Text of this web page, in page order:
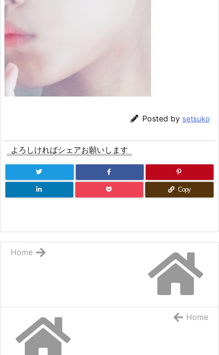
Posted by setsuko
よろしければシェアお願いします
Copy
Home
Home